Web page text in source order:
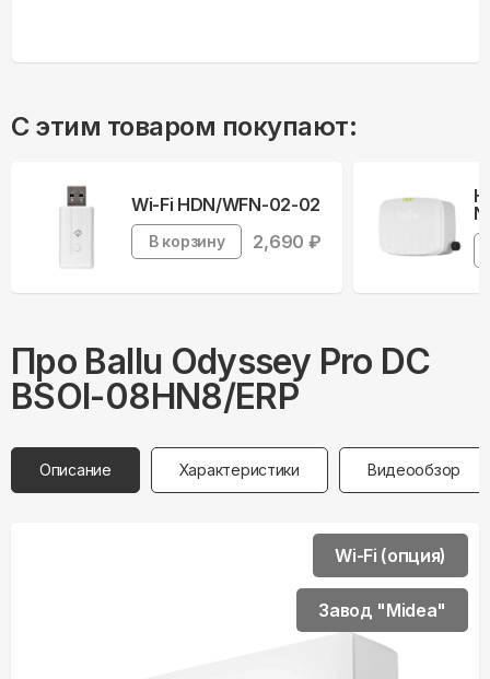
С этим товаром покупают:
Wi-Fi HDN/WFN-02-02
В корзину 2,690 ₽
Про Ballu Odyssey Pro DC
BSOI-08HN8/ERP
Описание Характеристики Видеообзор
Wi-Fi (опция)
Завод "Midea"